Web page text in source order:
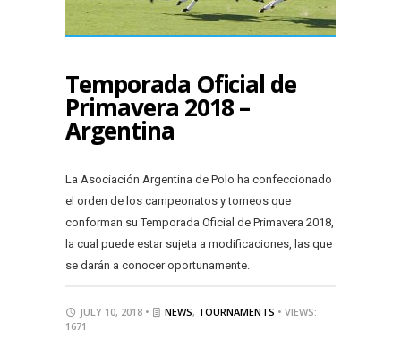
Temporada Oficial de
Primavera 2018 –
Argentina
La Asociación Argentina de Polo ha confeccionado
el orden de los campeonatos y torneos que
conforman su Temporada Oficial de Primavera 2018,
la cual puede estar sujeta a modificaciones, las que
se darán a conocer oportunamente.
JULY 10, 2018 • NEWS, TOURNAMENTS • VIEWS:
1671